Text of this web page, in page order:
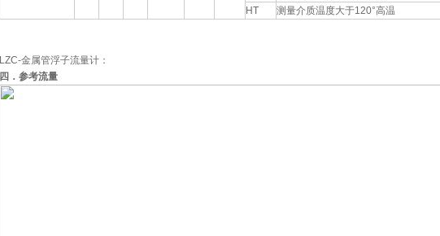
HT
测量介质温度大于120°高温
LZC-金属管浮子流量计：
四．参考流量